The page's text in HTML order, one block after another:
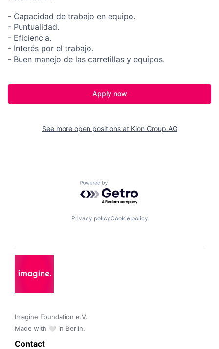
- Capacidad de trabajo en equipo.
- Puntualidad.
- Eficiencia.
- Interés por el trabajo.
- Buen manejo de las carretillas y equipos.
Apply now
See more open positions at Kion Group AG
Powered by Getro.com
Privacy policyCookie policy
Imagine Foundation e.V.
Made with 🤍 in Berlin.
Contact